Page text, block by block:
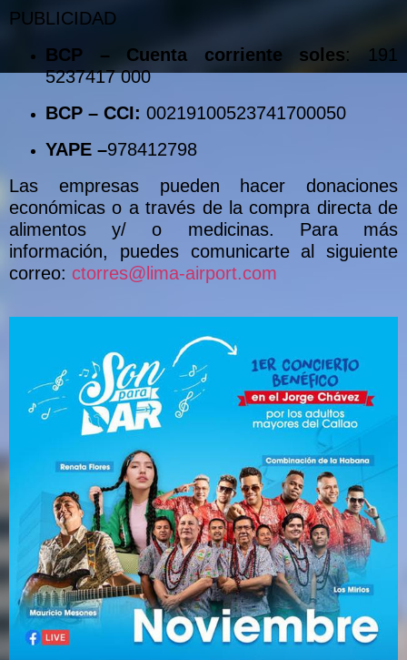
PUBLICIDAD
BCP – Cuenta corriente soles: 191
5237417 000
BCP – CCI: 00219100523741700050
YAPE –978412798
Las empresas pueden hacer donaciones
económicas o a través de la compra directa de
alimentos y/ o medicinas. Para más
información, puedes comunicarte al siguiente
correo: ctorres@lima-airport.com